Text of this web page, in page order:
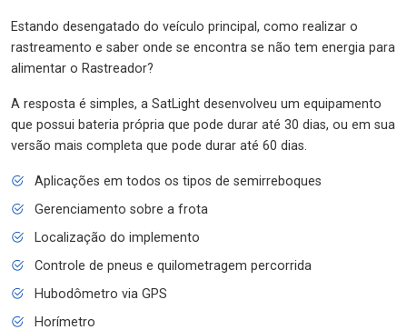
Estando desengatado do veículo principal, como realizar o
rastreamento e saber onde se encontra se não tem energia para
alimentar o Rastreador?
A resposta é simples, a SatLight desenvolveu um equipamento
que possui bateria própria que pode durar até 30 dias, ou em sua
versão mais completa que pode durar até 60 dias.
Aplicações em todos os tipos de semirreboques
Gerenciamento sobre a frota
Localização do implemento
Controle de pneus e quilometragem percorrida
Hubodômetro via GPS
Horímetro